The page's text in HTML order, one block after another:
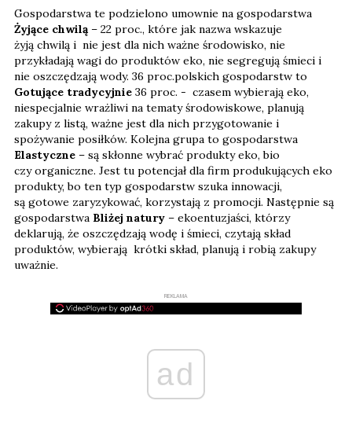
Gospodarstwa te podzielono umownie na gospodarstwa
Żyjące chwilą – 22 proc., które jak nazwa wskazuje
żyją chwilą i nie jest dla nich ważne środowisko, nie
przykładają wagi do produktów eko, nie segregują śmieci i
nie oszczędzają wody. 36 proc.polskich gospodarstw to
Gotujące tradycyjnie 36 proc. - czasem wybierają eko,
niespecjalnie wrażliwi na tematy środowiskowe, planują
zakupy z listą, ważne jest dla nich przygotowanie i
spożywanie posiłków. Kolejna grupa to gospodarstwa
Elastyczne – są skłonne wybrać produkty eko, bio
czy organiczne. Jest tu potencjał dla firm produkujących eko
produkty, bo ten typ gospodarstw szuka innowacji,
są gotowe zaryzykować, korzystają z promocji. Następnie są
gospodarstwa Bliżej natury – ekoentuzjaści, którzy
deklarują, że oszczędzają wodę i śmieci, czytają skład
produktów, wybierają krótki skład, planują i robią zakupy
uważnie.
REKLAMA
ad